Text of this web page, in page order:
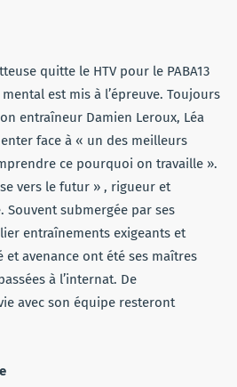
quitte le HTV pour le PABA13
est mis à l’épreuve. Toujours
entraîneur Damien Leroux, Léa
face à « un des meilleurs
ce pourquoi on travaille ».
vers le futur » , rigueur et
submergée par ses
entraînements exigeants et
et avenance ont été ses maîtres
à l’internat. De
avec son équipe resteront
à Nice